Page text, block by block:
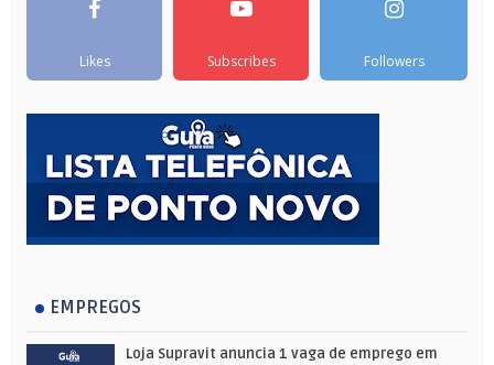
Likes Subscribes Followers
EMPREGOS
Loja Supravit anuncia 1 vaga de emprego em